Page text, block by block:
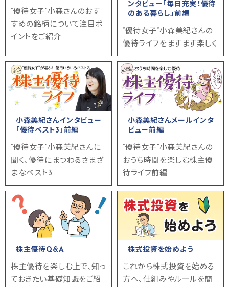
“優待女子”小森さんのおす
すめの銘柄について注目ポ
イントをご紹介
ンタビュー「毎日充実！優待
のある暮らし」前編
“優待女子”小森美紀さんの
優待ライフをますます楽しく
小森美紀さんインタビュー
「優待ベスト3」前編
“優待女子”小森美紀さんに
聞く、優待にまつわるさまざ
まなベスト3
小森美紀さんメールインタ
ビュー前編
“優待女子”小森美紀さんの
おうち時間を楽しむ株主優
待ライフ前編
株主優待Q&A
株主優待を楽しむ上で、知っ
ておきたい基礎知識をご紹
株式投資を始めよう
これから株式投資を始める
方へ、仕組みやルールを簡